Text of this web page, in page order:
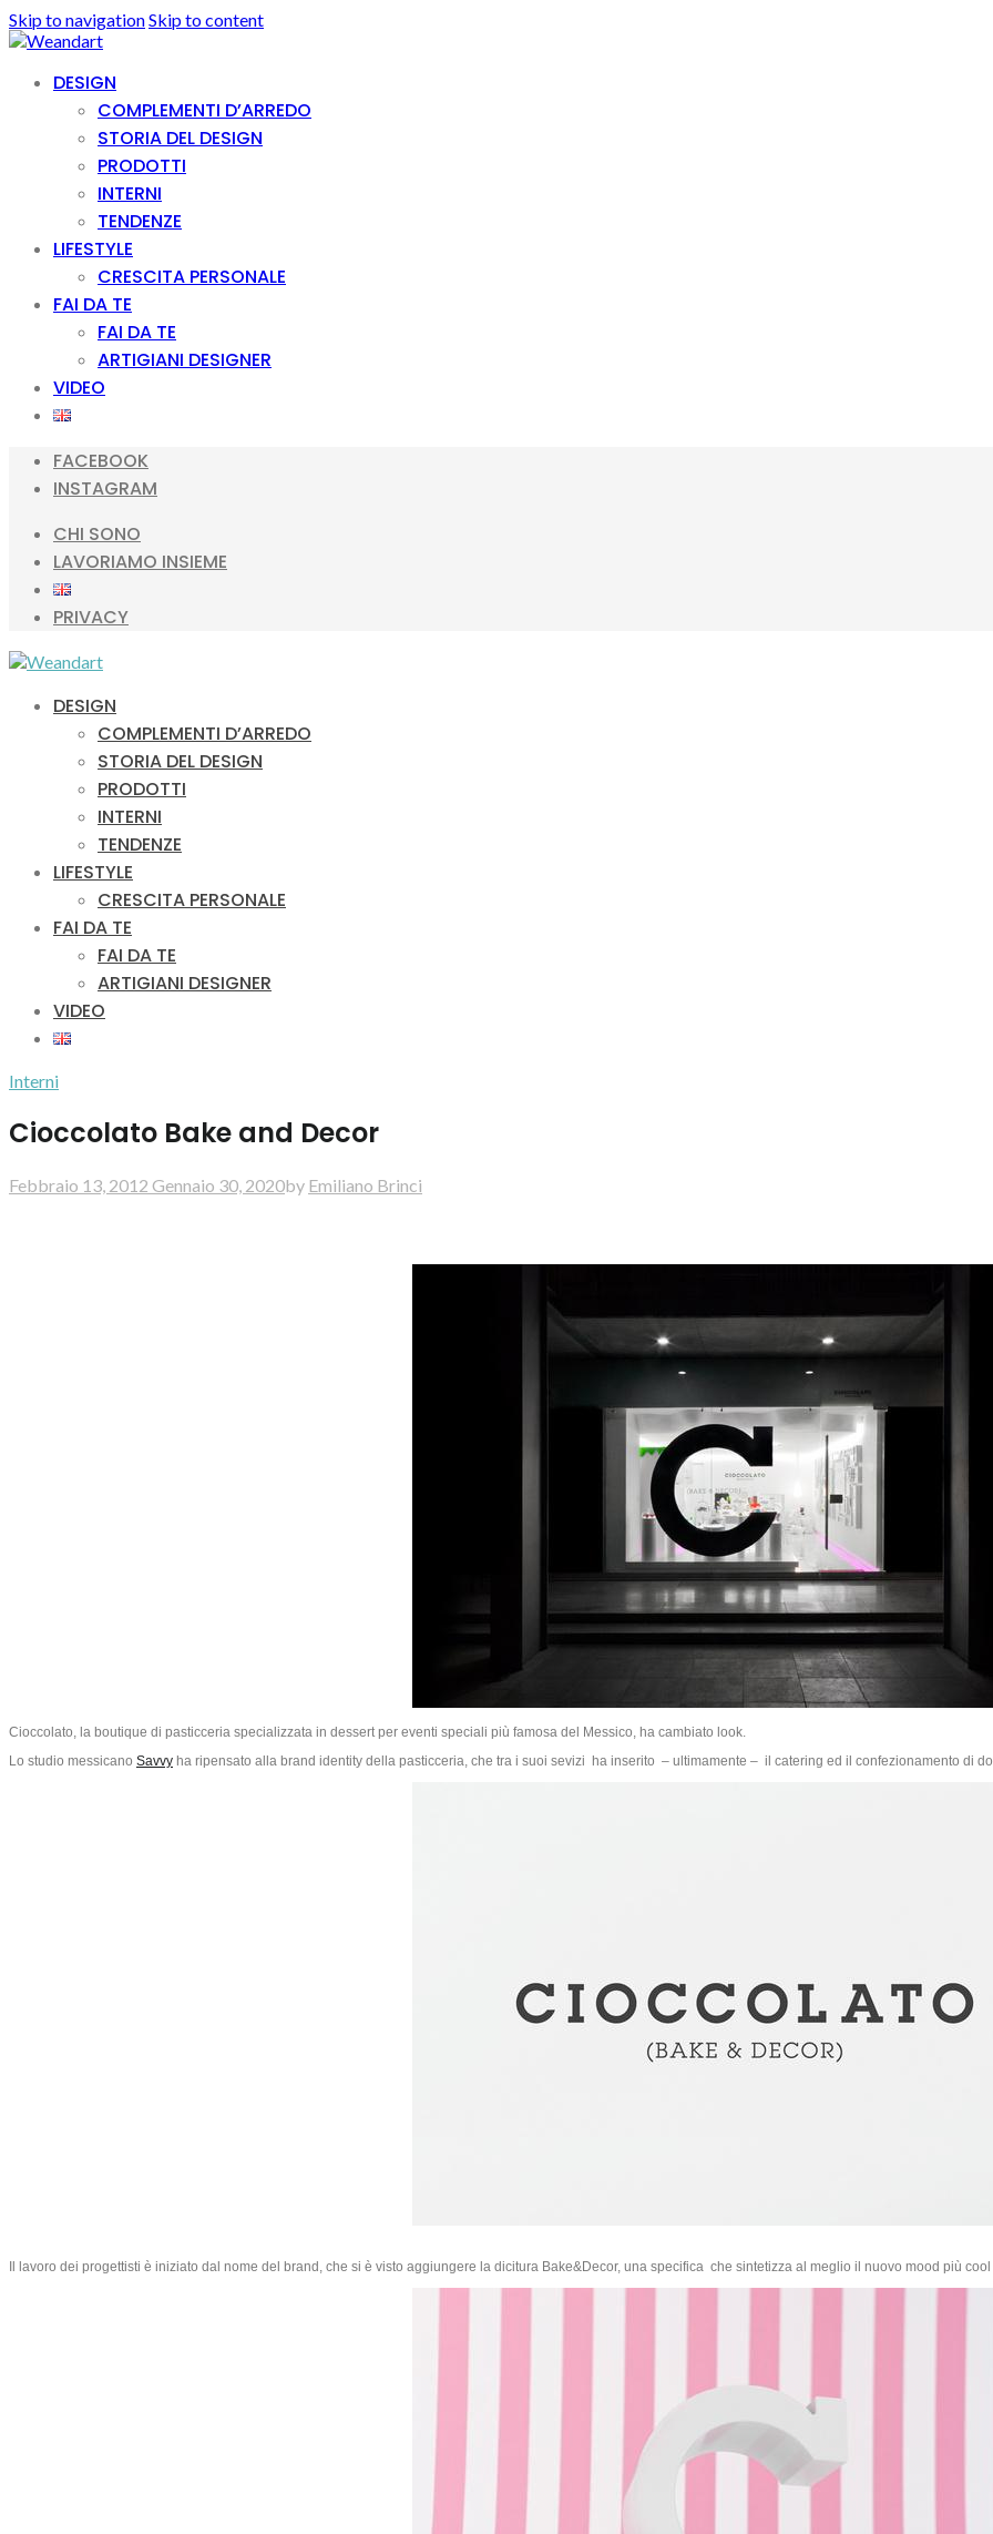
Skip to navigationSkip to content
DESIGN
COMPLEMENTI D’ARREDO
STORIA DEL DESIGN
PRODOTTI
INTERNI
TENDENZE
LIFESTYLE
CRESCITA PERSONALE
FAI DA TE
FAI DA TE
ARTIGIANI DESIGNER
VIDEO
FACEBOOK
INSTAGRAM
CHI SONO
LAVORIAMO INSIEME
PRIVACY
DESIGN
COMPLEMENTI D’ARREDO
STORIA DEL DESIGN
PRODOTTI
INTERNI
TENDENZE
LIFESTYLE
CRESCITA PERSONALE
FAI DA TE
FAI DA TE
ARTIGIANI DESIGNER
VIDEO
Interni
Cioccolato Bake and Decor
Febbraio 13, 2012 Gennaio 30, 2020by Emiliano Brinci
Cioccolato, la boutique di pasticceria specializzata in dessert per eventi speciali più famosa del Messico, ha cambiato look.
Lo studio messicano Savvy ha ripensato alla brand identity della pasticceria, che tra i suoi sevizi ha inserito – ultimamente – il catering ed il confezionamento di
Il lavoro dei progettisti è iniziato dal nome del brand, che si è visto aggiungere la dicitura Bake&Decor, una specifica che sintetizza al meglio il nuovo mood più